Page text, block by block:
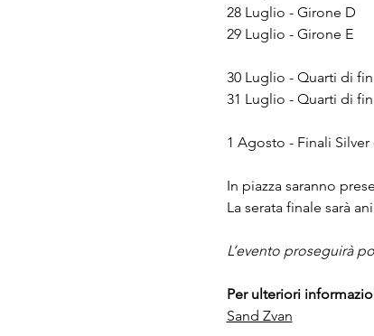
28 Luglio - Girone D
29 Luglio - Girone E
30 Luglio - Quarti di
31 Luglio - Quarti di
1 Agosto - Finali
In piazza saranno
La serata finale sarà
L’evento proseguirà
Per ulteriori
Sand Zvan